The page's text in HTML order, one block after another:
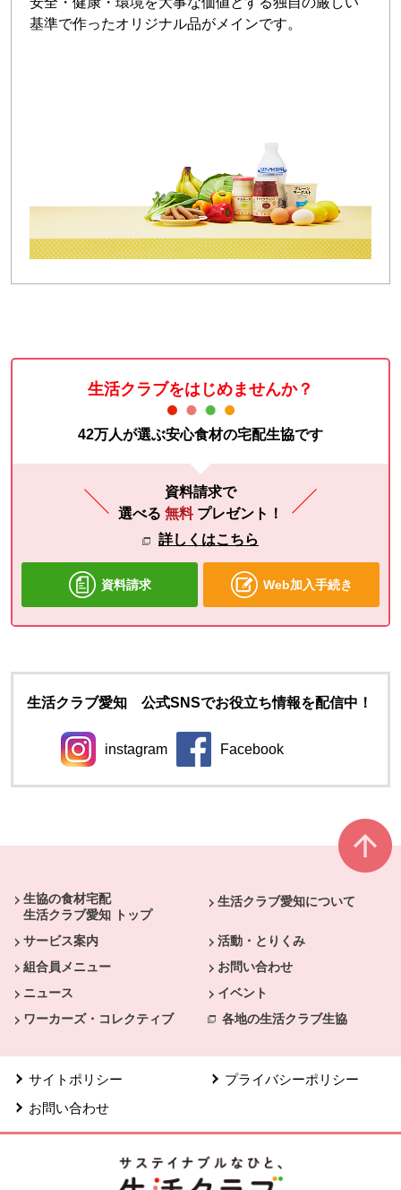
基準で作ったオリジナル品がメインです。
生活クラブをはじめませんか？
42万人が選ぶ安心食材の宅配生協です
資料請求で
選べる 無料 プレゼント！
詳しくはこちら
資料請求 Web加入手続き
生活クラブ愛知 公式SNSでお役立ち情報を配信中！
instagram
別のウィンドウで開きます。
Facebook
別のウィンドウで開きま
生協の食材宅配
生活クラブ愛知 トップ
生活クラブ愛知について
サービス案内
活動・とりくみ
組合員メニュー
お問い合わせ
ニュース
イベント
ワーカーズ・コレクティブ
各地の生活クラブ生協
サイトポリシー
プライバシーポリシー
お問い合わせ